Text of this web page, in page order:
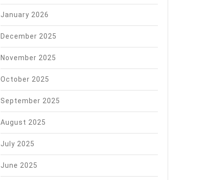
January 2026
December 2025
November 2025
October 2025
September 2025
August 2025
July 2025
June 2025